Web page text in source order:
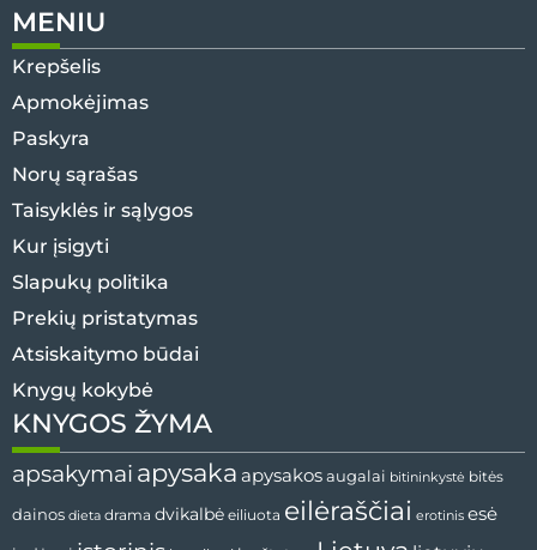
MENIU
Krepšelis
Apmokėjimas
Paskyra
Norų sąrašas
Taisyklės ir sąlygos
Kur įsigyti
Slapukų politika
Prekių pristatymas
Atsiskaitymo būdai
Knygų kokybė
KNYGOS ŽYMA
apsakymai apysaka apysakos augalai bitininkystė bitės
dainos dieta drama dvikalbė eiliuota eilėraščiai erotinis esė